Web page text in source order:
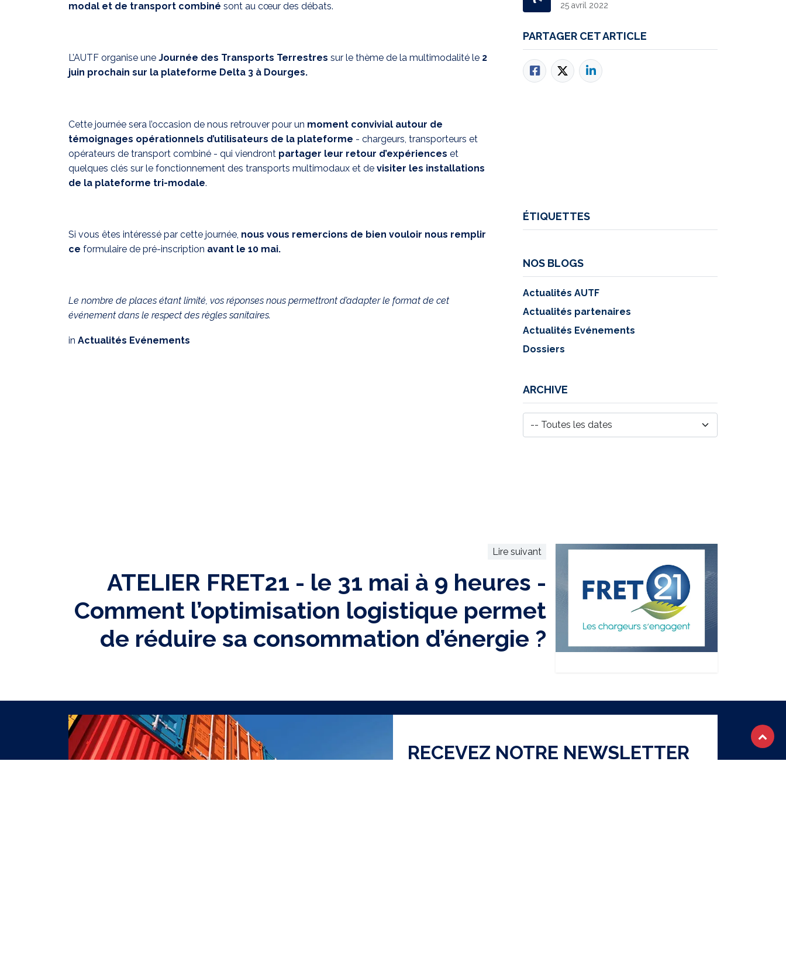
modal et de transport combiné sont au cœur des débats.
L’AUTF organise une Journée des Transports Terrestres sur le thème de la multimodalité le 2
juin prochain sur la plateforme Delta 3 à Dourges.
Cette journée sera l’occasion de nous retrouver pour un moment convivial autour de
témoignages opérationnels d’utilisateurs de la plateforme - chargeurs, transporteurs et
opérateurs de transport combiné - qui viendront partager leur retour d’expériences et
quelques clés sur le fonctionnement des transports multimodaux et de visiter les installations
de la plateforme tri-modale.
Si vous êtes intéressé par cette journée, nous vous remercions de bien vouloir nous remplir
ce formulaire de pré-inscription avant le 10 mai.
Le nombre de places étant limité, vos réponses nous permettront d’adapter le format de cet
événement dans le respect des règles sanitaires.
in Actualités Evénements
25 avril 2022
PARTAGER CET ARTICLE
ÉTIQUETTES
NOS BLOGS
Actualités AUTF
Actualités partenaires
Actualités Evénements
Dossiers
ARCHIVE
Lire suivant
ATELIER FRET21 - le 31 mai à 9 heures -
Comment l’optimisation logistique permet
de réduire sa consommation d’énergie ?
RECEVEZ NOTRE NEWSLETTER